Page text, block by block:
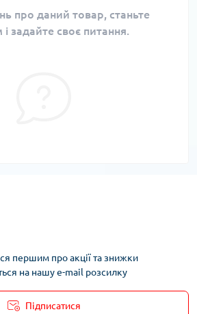
про даний товар, станьте
задайте своє питання.
першим про акції та знижки
на нашу e-mail розсилку
Підписатися